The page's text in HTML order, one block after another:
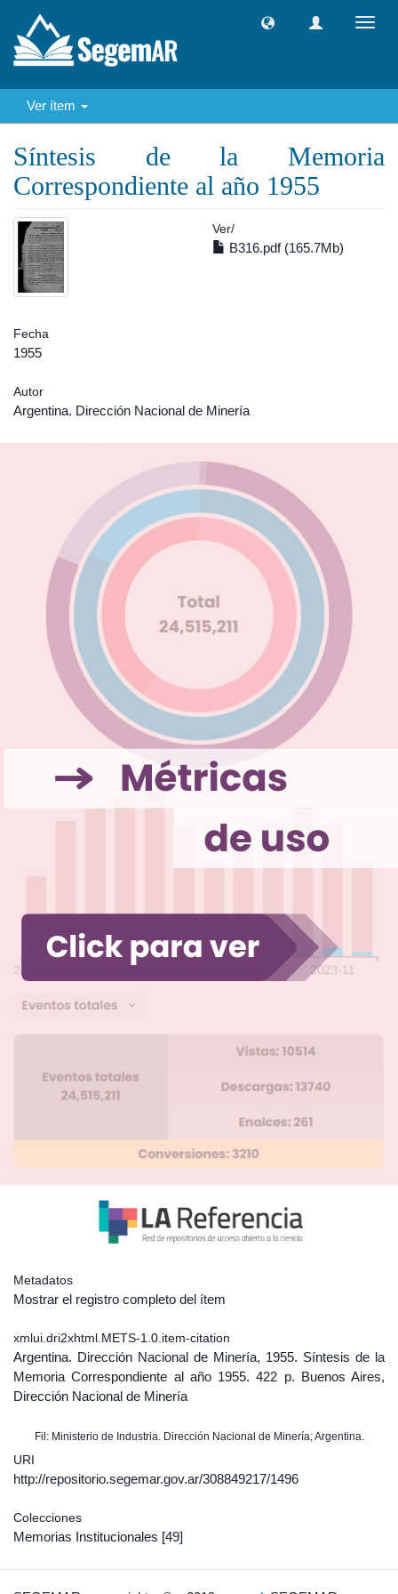
Ver ítem
Síntesis de la Memoria
Correspondiente al año 1955
Ver/
B316.pdf (165.7Mb)
Fecha
1955
Autor
Argentina. Dirección Nacional de Minería
Metadatos
Mostrar el registro completo del ítem
xmlui.dri2xhtml.METS-1.0.item-citation
Argentina. Dirección Nacional de Minería, 1955. Síntesis de la
Memoria Correspondiente al año 1955. 422 p. Buenos Aires,
Dirección Nacional de Minería
Fil: Ministerio de Industria. Dirección Nacional de Minería; Argentina.
URI
http://repositorio.segemar.gov.ar/308849217/1496
Colecciones
Memorias Institucionales [49]